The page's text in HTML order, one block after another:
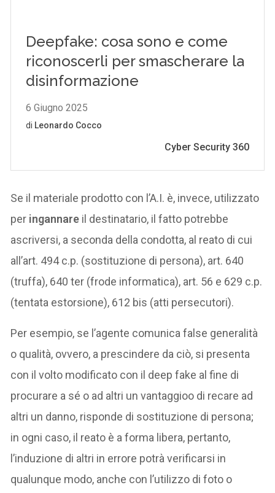
Se il materiale prodotto con l’A.I. è, invece, utilizzato
per ingannare il destinatario, il fatto potrebbe
ascriversi, a seconda della condotta, al reato di cui
all’art. 494 c.p. (sostituzione di persona), art. 640
(truffa), 640 ter (frode informatica), art. 56 e 629 c.p.
(tentata estorsione), 612 bis (atti persecutori).
Per esempio, se l’agente comunica false generalità
o qualità, ovvero, a prescindere da ciò, si presenta
con il volto modificato con il deep fake al fine di
procurare a sé o ad altri un vantaggioo di recare ad
altri un danno, risponde di sostituzione di persona;
in ogni caso, il reato è a forma libera, pertanto,
l’induzione di altri in errore potrà verificarsi in
qualunque modo, anche con l’utilizzo di foto o